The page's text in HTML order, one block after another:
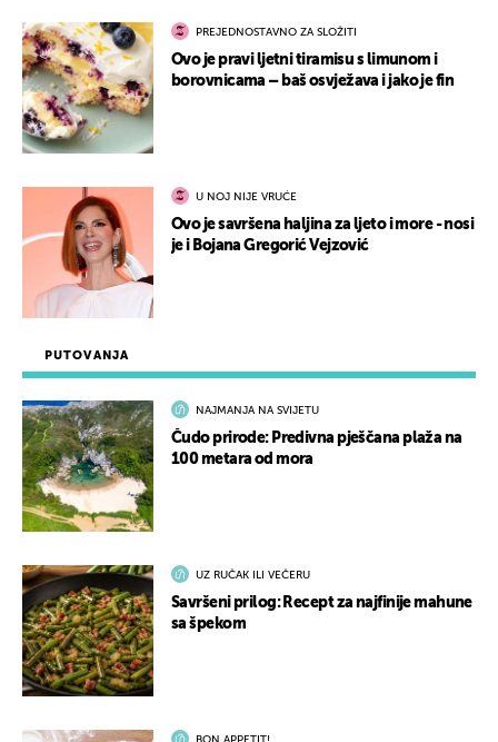
PUTOVANJA
NAJMANJA NA SVIJETU
Čudo prirode: Predivna pješčana plaža na
100 metara od mora
UZ RUČAK ILI VEČERU
Savršeni prilog: Recept za najfinije mahune
sa špekom
PREJEDNOSTAVNO ZA SLOŽITI
Ovo je pravi ljetni tiramisu s limunom i
borovnicama – baš osvježava i jako je fin
U NOJ NIJE VRUĆE
Ovo je savršena haljina za ljeto i more - nosi
je i Bojana Gregorić Vejzović